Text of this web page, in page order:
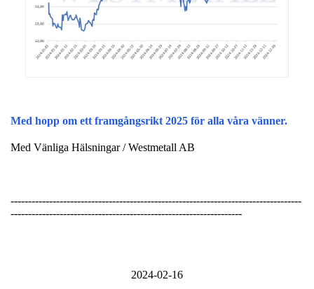
Med hopp om ett framgångsrikt 2025 för alla våra vänner.
Med Vänliga Hälsningar / Westmetall AB
-----------------------------------------------------------------------------------
------------------------------------------------------------------
2024-02-16